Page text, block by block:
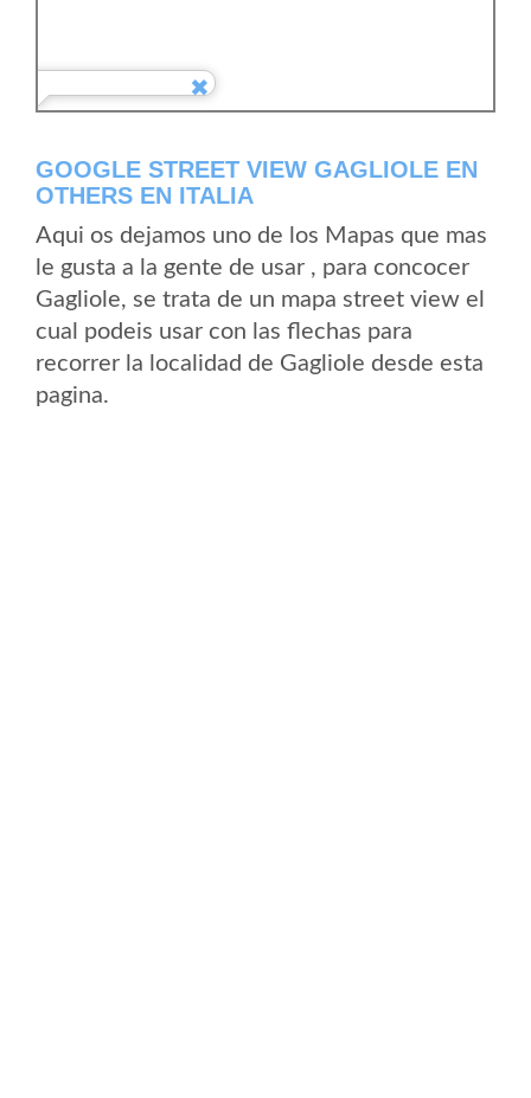
GOOGLE STREET VIEW GAGLIOLE EN
OTHERS EN ITALIA
Aqui os dejamos uno de los Mapas que mas
le gusta a la gente de usar , para concocer
Gagliole, se trata de un mapa street view el
cual podeis usar con las flechas para
recorrer la localidad de Gagliole desde esta
pagina.